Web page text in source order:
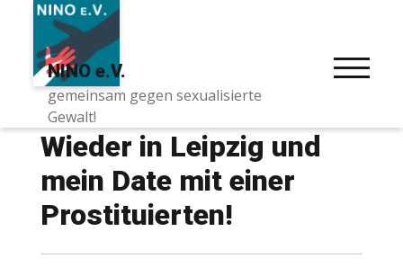
content
NINO e.V.
gemeinsam gegen sexualisierte
Gewalt!
Wieder in Leipzig und
mein Date mit einer
Prostituierten!